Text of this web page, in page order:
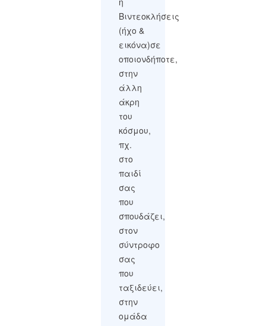
Βιντεοκλήσεις
(ήχο &
εικόνα)σε
οποιονδήποτε,
στην
άλλη
άκρη
του
κόσμου,
πχ.
στο
παιδί
σας
που
σπουδάζει,
στον
σύντροφο
σας
που
ταξιδεύει,
στην
ομάδα